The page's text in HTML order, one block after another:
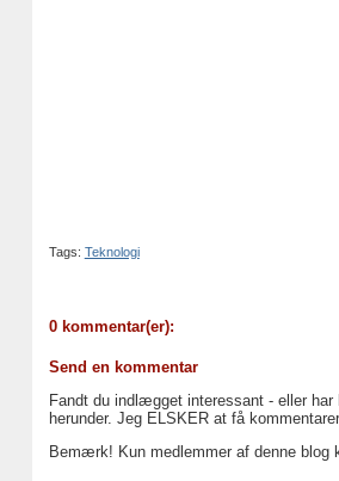
Tags: Teknologi
0 kommentar(er):
Send en kommentar
Fandt du indlægget interessant - eller
herunder. Jeg ELSKER at få
Bemærk! Kun medlemmer af denne blog